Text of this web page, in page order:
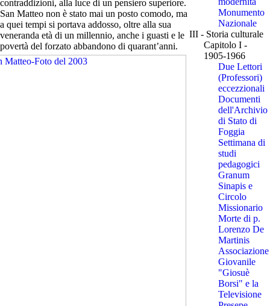
contraddizioni, alla luce di un pensiero superiore.
San Matteo non è stato mai un posto comodo, ma
a quei tempi si portava addosso, oltre alla sua
veneranda età di un millennio, anche i guasti e le
povertà del forzato abbandono di quarant’anni.
Monumento
Nazionale
III - Storia culturale
Capitolo I -
1905-1966
Due Lettori
(Professori)
eccezzionali
Documenti
dell'Archivio
di Stato di
Foggia
Settimana di
studi
pedagogici
Granum
Sinapis e
Circolo
Missionario
Morte di p.
Lorenzo De
Martinis
Associazione
Giovanile
"Giosuè
Borsi" e la
Televisione